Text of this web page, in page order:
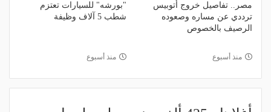
مصر.. تفاصيل خروج أتوبيس
ترددي عن مساره وصعوده
الرصيف بالخصوص
منذ أسبوع
"بورشه" للسيارات تعتزم
شطب 5 آلاف وظيفة
منذ أسبوع